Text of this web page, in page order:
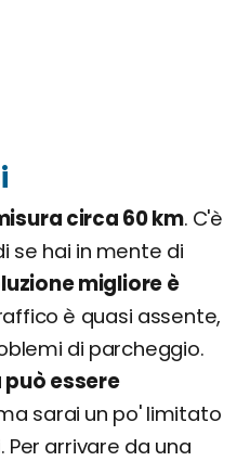
circa 60 km. C'è
se hai in mente di
migliore è
è quasi assente,
di parcheggio.
essere
sarai un po' limitato
arrivare da una